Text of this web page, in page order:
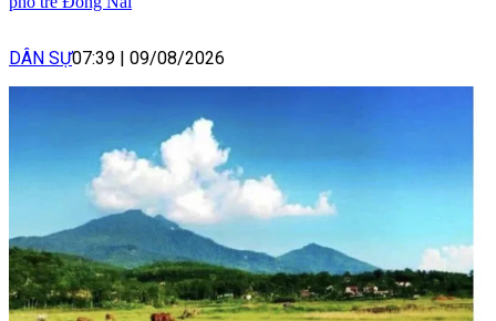
DÂN SỰ07:39 09/08/2026